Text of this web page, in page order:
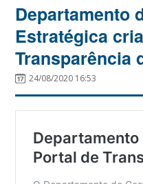
Departamento
Estratégica
Transparência
24/08/2020 16:53